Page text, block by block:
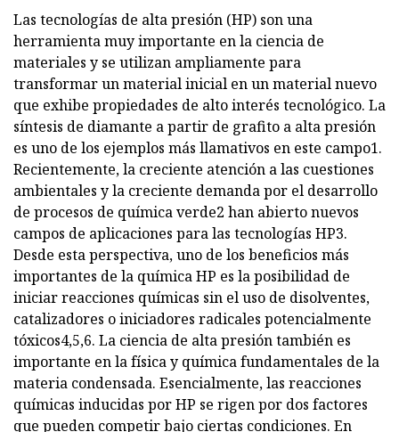
Las tecnologías de alta presión (HP) son una
herramienta muy importante en la ciencia de
materiales y se utilizan ampliamente para
transformar un material inicial en un material nuevo
que exhibe propiedades de alto interés tecnológico. La
síntesis de diamante a partir de grafito a alta presión
es uno de los ejemplos más llamativos en este campo1.
Recientemente, la creciente atención a las cuestiones
ambientales y la creciente demanda por el desarrollo
de procesos de química verde2 han abierto nuevos
campos de aplicaciones para las tecnologías HP3.
Desde esta perspectiva, uno de los beneficios más
importantes de la química HP es la posibilidad de
iniciar reacciones químicas sin el uso de disolventes,
catalizadores o iniciadores radicales potencialmente
tóxicos4,5,6. La ciencia de alta presión también es
importante en la física y química fundamentales de la
materia condensada. Esencialmente, las reacciones
químicas inducidas por HP se rigen por dos factores
que pueden competir bajo ciertas condiciones. En